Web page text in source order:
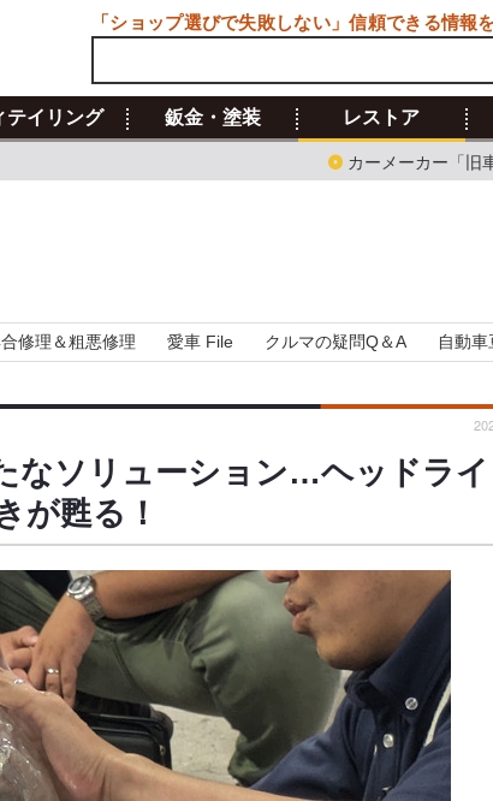
テイリング 鈑金・塗装 レストア
カーメーカー「旧
修理＆粗悪修理 愛車 File クルマの疑問Q＆A 自動
なソリューション…ヘッドラ
が甦る！
「ショップ選びで失敗しない」信頼できる情報